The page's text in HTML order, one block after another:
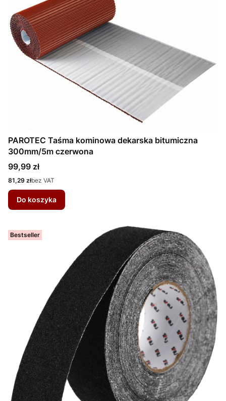
PAROTEC Taśma kominowa dekarska bitumiczna
300mm/5m czerwona
Cena
99,99 zł
Cena
81,29 złbez VAT
Do koszyka
Bestseller